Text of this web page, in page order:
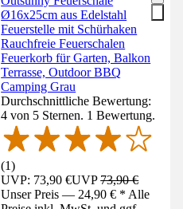
Ø16x25cm aus Edelstahl
Feuerstelle mit Schürhaken
Rauchfreie Feuerschalen
Feuerkorb für Garten, Balkon
Terrasse, Outdoor BBQ
Camping Grau
Durchschnittliche Bewertung:
4 von 5 Sternen. 1 Bewertung.
(1)
UVP: 73,90 €UVP73,90 €
Unser Preis — 24,90 € * Alle